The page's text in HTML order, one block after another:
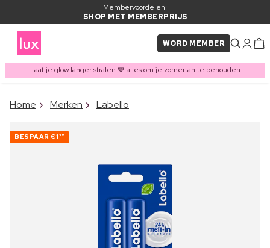
Membervoordelen:
SHOP MET MEMBERPRIJS
WORD MEMBER
Laat je glow langer stralen 🤎 alles om je zomertan te behouden
ITEM TOEGEVOEGD AAN
Home Merken Labello
BESPAAR €149